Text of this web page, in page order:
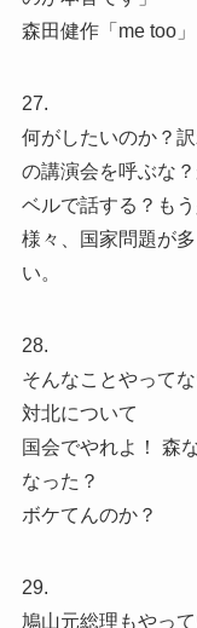
森田健作「me too」
27.
何がしたいのか？
の講演会を呼ぶな
ベルで話する？も
様々、国家問題が
い。
28.
そんなことやって
対北について
国会でやれよ！ 森
なった？
ボケてんのか？
29.
鳩山元総理もやっ